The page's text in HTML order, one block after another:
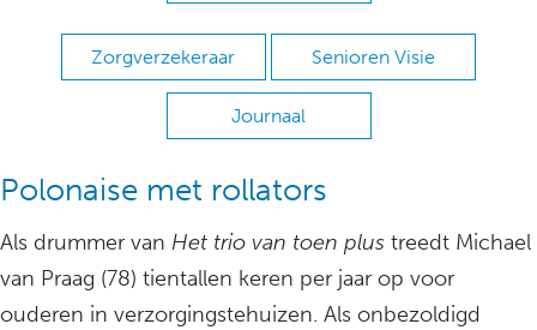
Zorgverzekeraar Senioren Visie
Journaal
Polonaise met rollators
Als drummer van Het trio van toen plus treedt Michael
van Praag (78) tientallen keren per jaar op voor
ouderen in verzorgingstehuizen. Als onbezoldigd